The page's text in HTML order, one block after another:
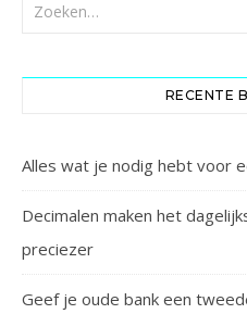
RECENTE
Alles wat je nodig hebt voor
Decimalen maken het
preciezer
Geef je oude bank een